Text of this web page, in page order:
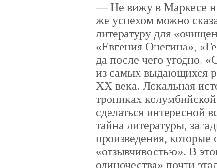
— Не вижу в Маркесе
же успехом можно
литературу для
«Евгения Онегина»,
да после чего угодно.
из самых выдающихся
XX века. Локальная
тропиках
сделаться интересной
тайна литературы,
произведения, которые
«отзывчивостью». В
одиночества» почти